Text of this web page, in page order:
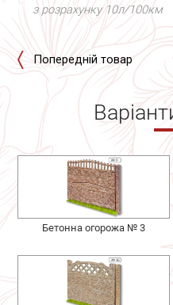
з розрахунку 10л/100км
Попередній товар
Бетонна огорожа № 3